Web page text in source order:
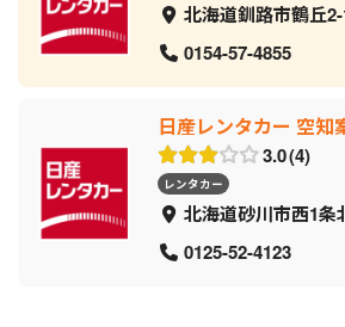
北海道釧路市鶴丘2-
0154-57-4855
日産レンタカー 空知
3.0 4
レンタカー
北海道砂川市西1条
0125-52-4123